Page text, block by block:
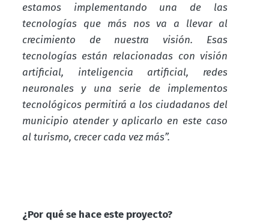
estamos implementando una de las
tecnologías que más nos va a llevar al
crecimiento de nuestra visión. Esas
tecnologías están relacionadas con visión
artificial, inteligencia artificial, redes
neuronales y una serie de implementos
tecnológicos permitirá a los ciudadanos del
municipio atender y aplicarlo en este caso
al turismo, crecer cada vez más”.
¿Por qué se hace este proyecto?